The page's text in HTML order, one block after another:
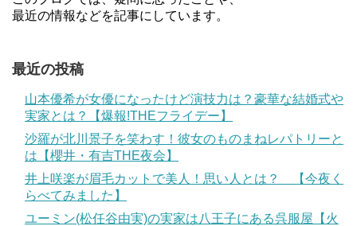
最近の情報などを記事にしています。
最近の投稿
山本優希が女優になったけど演技力は？豪華な結婚式や
実家とは？【爆報!THEフライデー】
沙羅が北川景子を笑わす！彼女のものまねレパトリーと
は【櫻井・有吉THE夜会】
井上咲楽が眉毛カットで美人！思い人とは？ 【今夜く
らべてみました】
ユーミン(松任谷由実)の実家は八王子にある呉服屋【火